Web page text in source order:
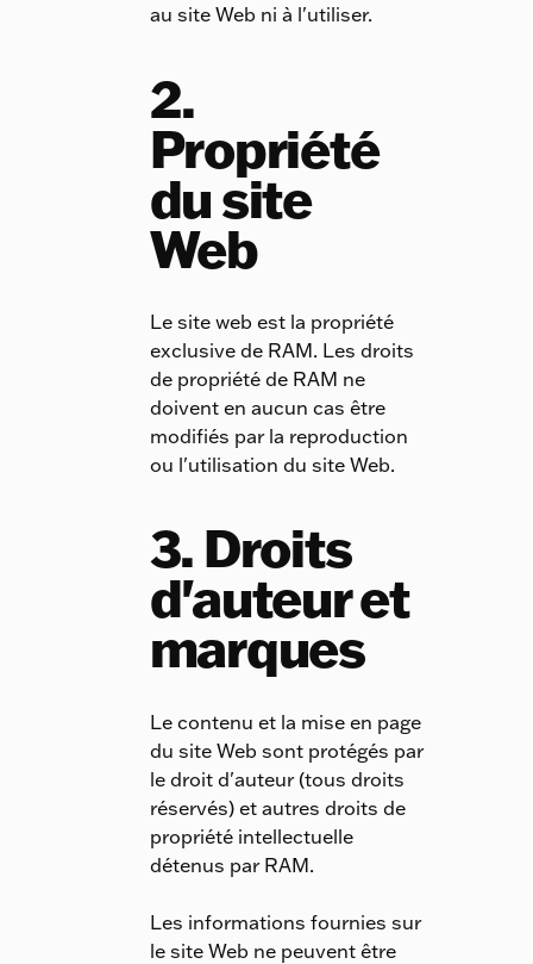
au site Web ni à l'utiliser.
2.
Propriété
du site
Web
Le site web est la propriété
exclusive de RAM. Les droits
de propriété de RAM ne
doivent en aucun cas être
modifiés par la reproduction
ou l'utilisation du site Web.
3. Droits
d'auteur et
marques
Le contenu et la mise en page
du site Web sont protégés par
le droit d'auteur (tous droits
réservés) et autres droits de
propriété intellectuelle
détenus par RAM.
Les informations fournies sur
le site Web ne peuvent être